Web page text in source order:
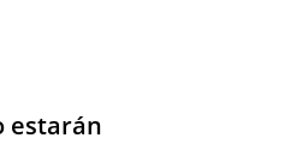
estarán